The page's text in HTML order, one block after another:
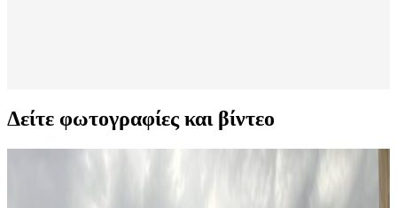
Δείτε φωτογραφίες και βίντεο